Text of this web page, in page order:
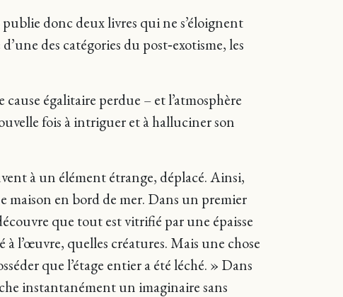
donc deux livres qui ne s’éloignent
des catégories du post‑exotisme, les
égalitaire perdue – et l’atmosphère
fois à intriguer et à halluciner son
à un élément étrange, déplacé. Ainsi,
maison en bord de mer. Dans un premier
que tout est vitrifié par une épaisse
à l’œuvre, quelles créatures. Mais une chose
que l’étage entier a été léché. » Dans
instantanément un imaginaire sans